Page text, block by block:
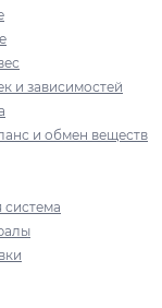
и зависимостей
и обмен веществ